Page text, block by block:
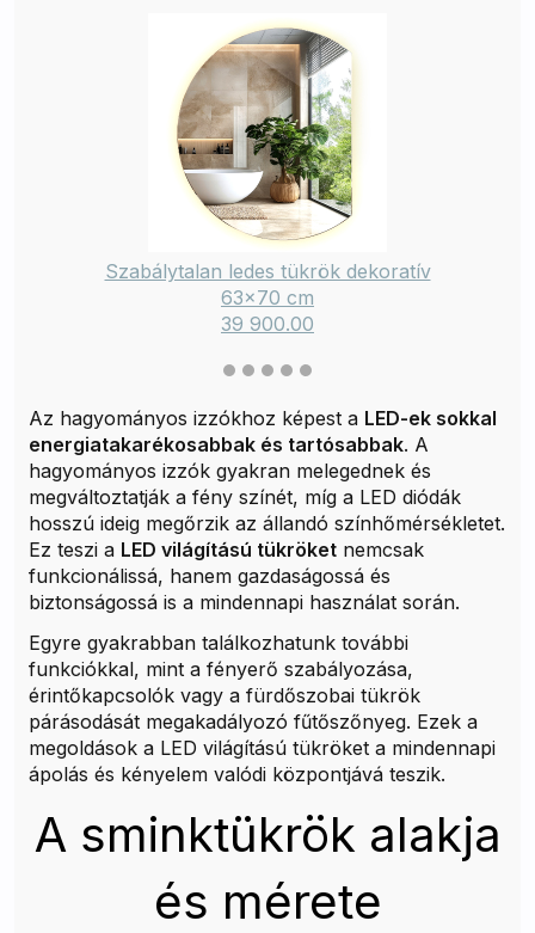
Szabálytalan ledes tükrök dekoratív
63x70 cm
39 900.00
Az hagyományos izzókhoz képest a LED-ek sokkal
energiatakarékosabbak és tartósabbak. A
hagyományos izzók gyakran melegednek és
megváltoztatják a fény színét, míg a LED diódák
hosszú ideig megőrzik az állandó színhőmérsékletet.
Ez teszi a LED világítású tükröket nemcsak
funkcionálissá, hanem gazdaságossá és
biztonságossá is a mindennapi használat során.
Egyre gyakrabban találkozhatunk további
funkciókkal, mint a fényerő szabályozása,
érintőkapcsolók vagy a fürdőszobai tükrök
párásodását megakadályozó fűtőszőnyeg. Ezek a
megoldások a LED világítású tükröket a mindennapi
ápolás és kényelem valódi központjává teszik.
A sminktükrök alakja
és mérete